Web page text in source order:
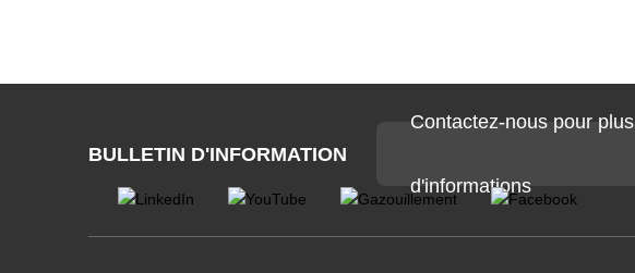
BULLETIN D'INFORMATION
Contactez-nous pour plus
d'informations